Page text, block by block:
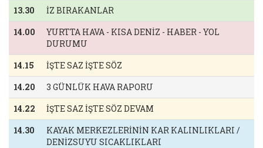
13.30
İZ BIRAKANLAR
14.00
YURTTA HAVA - KISA DENİZ - HABER - YOL
DURUMU
14.15
İŞTE SAZ İŞTE SÖZ
14.20
3 GÜNLÜK HAVA RAPORU
14.22
İŞTE SAZ İŞTE SÖZ DEVAM
14.30
KAYAK MERKEZLERİNİN KAR KALINLIKLARI /
DENİZSUYU SICAKLIKLARI